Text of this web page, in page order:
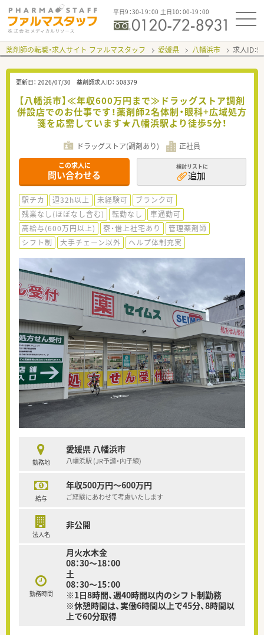
平日9：30-19：00 土日10：00-19：00
薬剤師の転職・求人サイト ファルマスタッフ 愛媛県 八幡浜市 求人ID：
更新日： 2026/07/30 薬剤師求人ID： 508379
【八幡浜市】≪年収600万円まで≫ドラッグストア調剤
併設店でのお仕事です！薬剤師2名体制・眼科+広域処方
箋を応需しています★八幡浜駅より徒歩5分！
ドラッグストア(調剤あり) 正社員
この求人に
問い合わせる
検討リストに
追加
駅チカ 週32h以上 未経験可
ブランク可
残業なし(ほぼなし含む)
転勤なし
車通勤可
高給与(600万円以上)
寮・借上社宅あり
管理薬剤師
シフト制
大手チェーン以外 ヘルプ体制充実
勤務地
愛媛県 八幡浜市
八幡浜駅 (JR予讃・内子線)
給与
年収500万円～600万円
ご経験にあわせて考慮いたします
法人名
非公開
勤務時間
月火水木金
08：30～18：00
土
08：30～15：00
※1日8時間、週40時間以内のシフト制勤務
※休憩時間は、実働6時間以上で45分、8時間以
上で60分取得